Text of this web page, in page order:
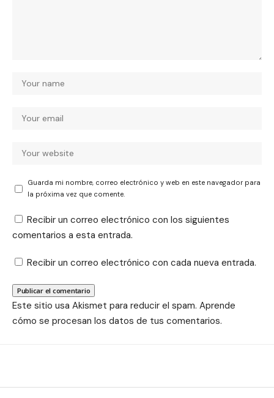
Guarda mi nombre, correo electrónico y web en este navegador para
la próxima vez que comente.
Recibir un correo electrónico con los siguientes
comentarios a esta entrada.
Recibir un correo electrónico con cada nueva entrada.
Este sitio usa Akismet para reducir el spam. Aprende
cómo se procesan los datos de tus comentarios.